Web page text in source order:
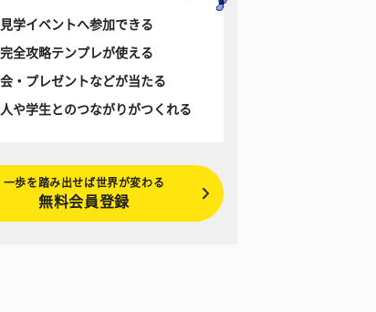
学イベントへ参加できる
全攻略テンプレが使える
・プレゼントなどが当たる
や学生とのつながりがつくれる
一歩を踏み出せば世界が変わる
無料会員登録